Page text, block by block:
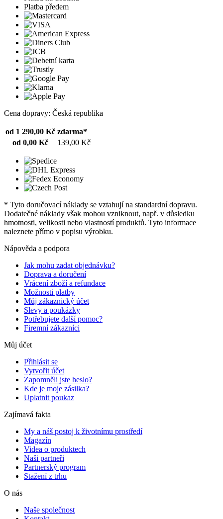
Platba předem
Cena dopravy: Česká republika
od 1 290,00 Kč zdarma*
od 0,00 Kč
139,00 Kč
* Tyto doručovací náklady se vztahují na standardní dopravu.
Dodatečné náklady však mohou vzniknout, např. v důsledku
hmotnosti, velikosti nebo vlastností produktů. Tyto informace
naleznete přímo v popisu výrobku.
Nápověda a podpora
Jak mohu zadat objednávku?
Doprava a doručení
Vrácení zboží a refundace
Možnosti platby
Můj zákaznický účet
Slevy a poukázky
Potřebujete další pomoc?
Firemní zákazníci
Můj účet
Přihlásit se
Vytvořit účet
Zapomněli jste heslo?
Kde je moje zásilka?
Uplatnit poukaz
Zajímavá fakta
My a náš postoj k životnímu prostředí
Magazín
Videa o produktech
Naši partneři
Partnerský program
Stažení z trhu
O nás
Naše společnost